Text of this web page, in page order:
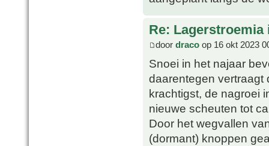
Re:
door draco op 16 okt 2023
Snoei in het najaar
daarentegen vertraagt
krachtigst, de nagroei
nieuwe scheuten tot
Door het wegvallen
(dormant) knoppen